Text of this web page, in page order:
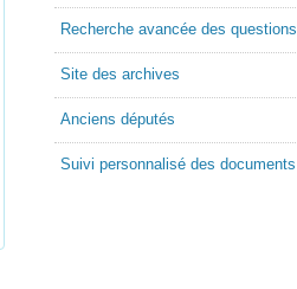
Recherche avancée des questions
Site des archives
Anciens députés
Suivi personnalisé des documents